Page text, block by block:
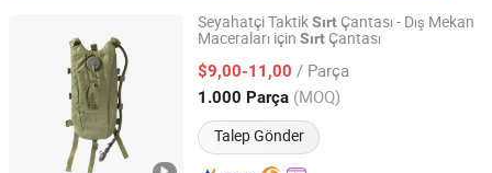
Seyahatçi TaktikSırt Çantası - Dış Mekan
Maceraları için Sırt Çantası
$9,00-11,00 / Parça
1.000 Parça (MOQ)
Talep Gönder
Xiamen Lemay Trading Co., Ltd.
Fujian, China Fiyat 2016